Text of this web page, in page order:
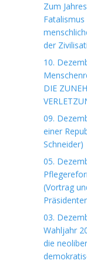
Zum
der
10.
DIE
09.
einer
Schneider)
05.
(Vortrag
03.
Wahljahr
die